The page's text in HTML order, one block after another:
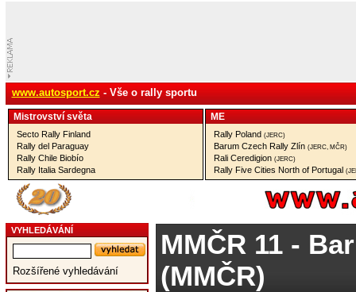
www.autosport.cz - Vše o rally sportu
Mistrovství­ světa
Secto Rally Finland
Rally del Paraguay
Rally Chile Biobío
Rally Italia Sardegna
ME
Rally Poland (JERC)
Barum Czech Rally Zlín (JERC, MČR)
Rali Ceredigion (JERC)
Rally Five Cities North of Portugal
VYHLEDÁVÁNÍ
Rozšířené vyhledávání
MMČR 11-
(MMČR)